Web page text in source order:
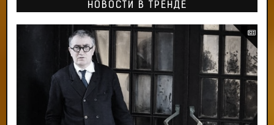
НОВОСТИ В ТРЕНДЕ